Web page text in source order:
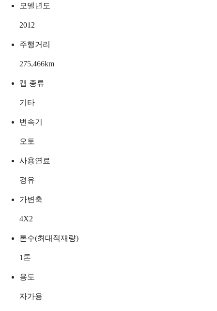
모델년도
2012
주행거리
275,466km
캡 종류
기타
변속기
오토
사용연료
경유
가변축
4X2
톤수(최대적재량)
1 톤
용도
자가용